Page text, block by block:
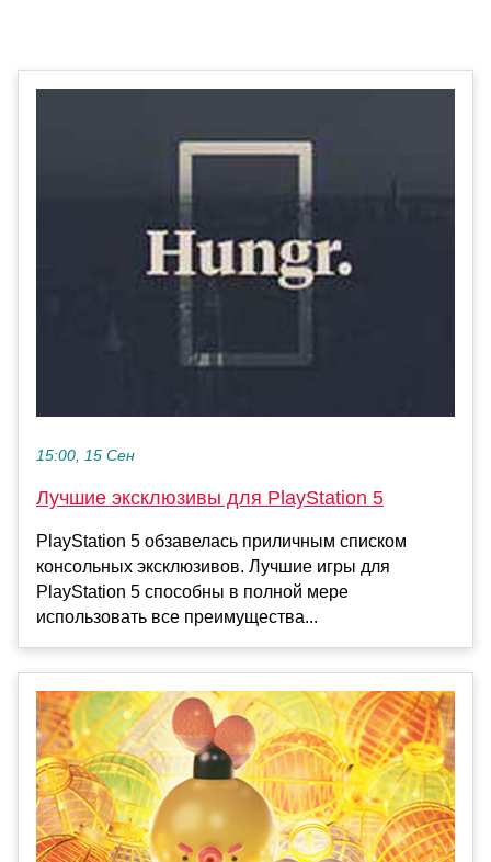
15:00, 15 Сен
Лучшие эксклюзивы для PlayStation 5
PlayStation 5 обзавелась приличным списком
консольных эксклюзивов. Лучшие игры для
PlayStation 5 способны в полной мере
использовать все преимущества...